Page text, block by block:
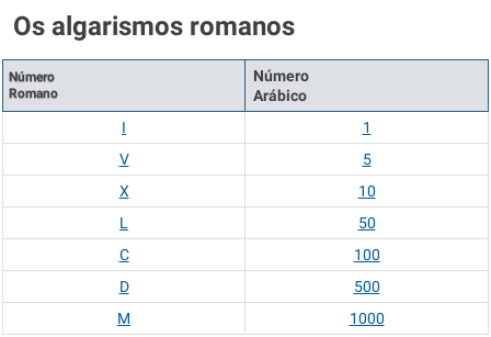
Os algarismos romanos
Número
Romano
Número
Arábico
I
1
V
5
X
10
L
50
C
100
D
500
M
1000